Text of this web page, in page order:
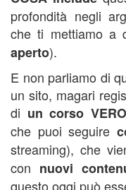
profondità negli
che ti mettiamo a
aperto).
E non parliamo di
un sito, magari
di un corso VERO
che puoi seguire
streaming), che
con nuovi
questo oggi può